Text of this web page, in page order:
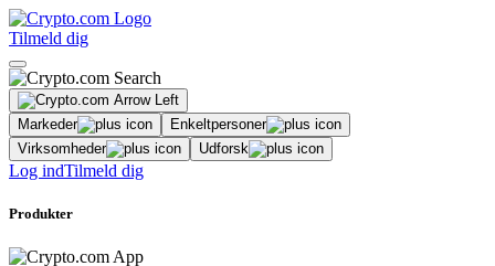
Tilmeld dig
Markeder
Enkeltpersoner
Virksomheder
Udforsk
Log indTilmeld dig
Produkter